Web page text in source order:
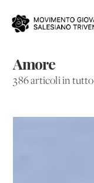
Amore
386 articoli in tutto